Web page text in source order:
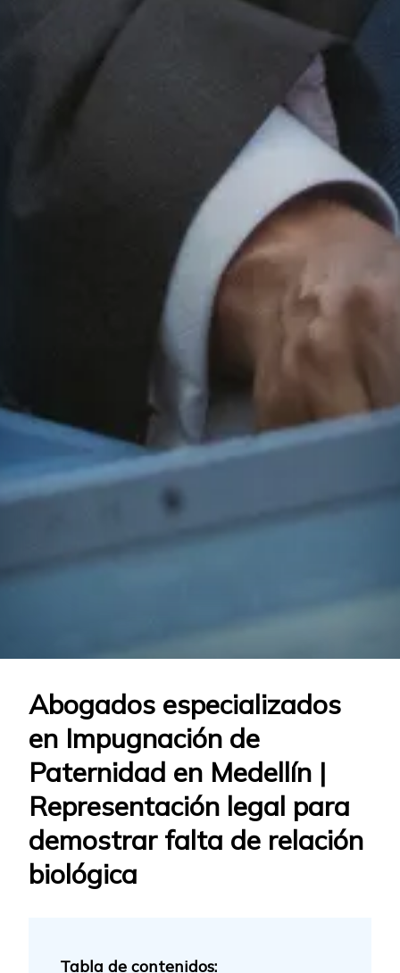
Abogados especializados
en Impugnación de
Paternidad en Medellín |
Representación legal para
demostrar falta de relación
biológica